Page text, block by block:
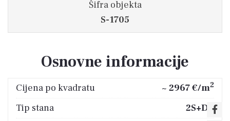
Šifra objekta
S-1705
Osnovne informacije
Cijena po kvadratu ~ 2967 €/m2
Tip stana
2S+DB